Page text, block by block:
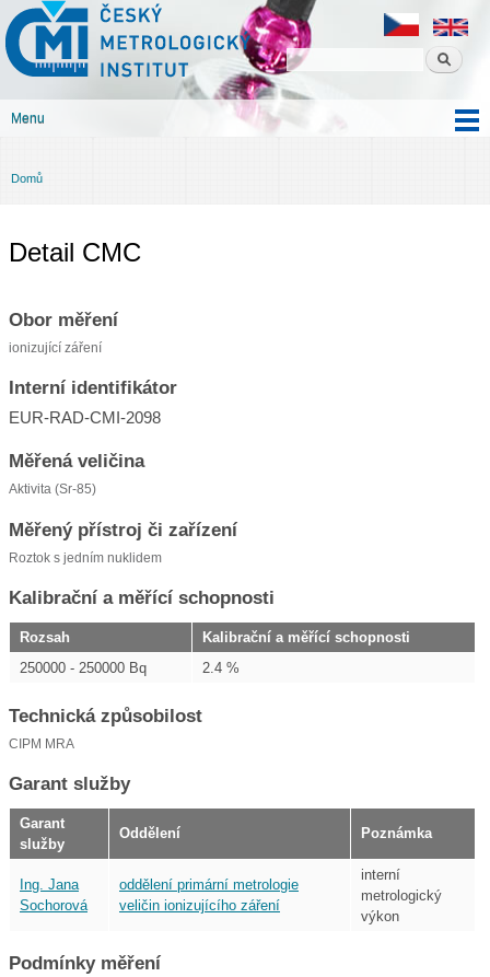
obsahu
Český
metrologický
institut
Menu
Jste zde
Domů
Detail CMC
Obor měření
ionizující záření
Interní identifikátor
EUR-RAD-CMI-2098
Měřená veličina
Aktivita (Sr-85)
Měřený přístroj či zařízení
Roztok s jedním nuklidem
Kalibrační a měřící schopnosti
Rozsah
Kalibrační a měřící schopnosti
250000 - 250000 Bq
2.4 %
Technická způsobilost
CIPM MRA
Garant služby
Garant
služby
Oddělení Poznámka
Ing. Jana
Sochorová
oddělení primární metrologie
veličin ionizujícího záření
interní
metrologický
výkon
Podmínky měření